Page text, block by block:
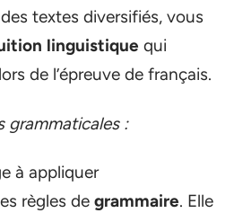
textes diversifiés, vous
linguistique qui
de l’épreuve de français.
grammaticales :
à appliquer
règles de grammaire. Elle